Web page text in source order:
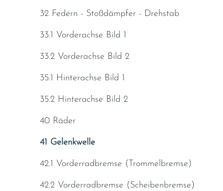
32 Federn - Stoßdämpfer - Drehstab
33.1 Vorderachse Bild 1
33.2 Vorderachse Bild 2
35.1 Hinterachse Bild 1
35.2 Hinterachse Bild 2
40 Räder
41 Gelenkwelle
42.1 Vorderradbremse (Trommelbremse)
42.2 Vorderradbremse (Scheibenbremse)